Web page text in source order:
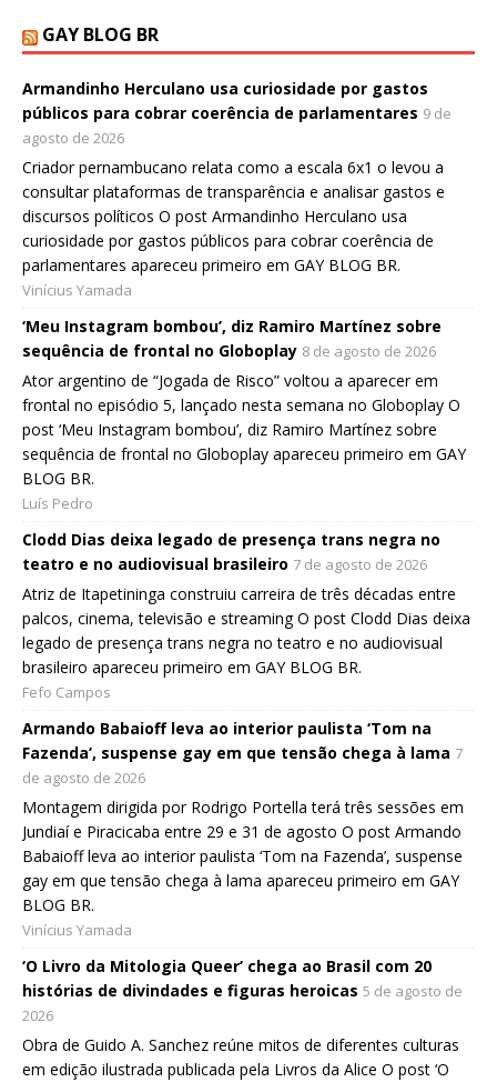
GAY BLOG BR
Armandinho Herculano usa curiosidade por gastos
públicos para cobrar coerência de parlamentares 9 de
agosto de 2026
Criador pernambucano relata como a escala 6x1 o levou a
consultar plataformas de transparência e analisar gastos e
discursos políticos O post Armandinho Herculano usa
curiosidade por gastos públicos para cobrar coerência de
parlamentares apareceu primeiro em GAY BLOG BR.
Vinícius Yamada
‘Meu Instagram bombou’, diz Ramiro Martínez sobre
sequência de frontal no Globoplay 8 de agosto de 2026
Ator argentino de “Jogada de Risco” voltou a aparecer em
frontal no episódio 5, lançado nesta semana no Globoplay O
post ‘Meu Instagram bombou’, diz Ramiro Martínez sobre
sequência de frontal no Globoplay apareceu primeiro em GAY
BLOG BR.
Luís Pedro
Clodd Dias deixa legado de presença trans negra no
teatro e no audiovisual brasileiro 7 de agosto de 2026
Atriz de Itapetininga construiu carreira de três décadas entre
palcos, cinema, televisão e streaming O post Clodd Dias deixa
legado de presença trans negra no teatro e no audiovisual
brasileiro apareceu primeiro em GAY BLOG BR.
Fefo Campos
Armando Babaioff leva ao interior paulista ‘Tom na
Fazenda’, suspense gay em que tensão chega à lama 7
de agosto de 2026
Montagem dirigida por Rodrigo Portella terá três sessões em
Jundiaí e Piracicaba entre 29 e 31 de agosto O post Armando
Babaioff leva ao interior paulista ‘Tom na Fazenda’, suspense
gay em que tensão chega à lama apareceu primeiro em GAY
BLOG BR.
Vinícius Yamada
‘O Livro da Mitologia Queer’ chega ao Brasil com 20
histórias de divindades e figuras heroicas 5 de agosto de
2026
Obra de Guido A. Sanchez reúne mitos de diferentes culturas
em edição ilustrada publicada pela Livros da Alice O post ‘O